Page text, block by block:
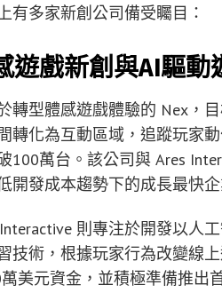
有多家新創公司備受矚目：
遊戲新創與AI驅動
轉型體感遊戲體驗的 Nex，
轉化為互動區域，追蹤玩家
100萬台。該公司與 Ares
開發成本趨勢下的成長最快企
則專注於開發以人
技術，根據玩家行為改變線
萬美元資金，並積極準備推出